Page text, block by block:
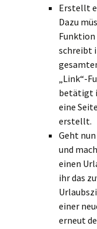
Erstellt
Dazu
Funktion
schreibt
„Link“-
betätigt
eine
erstellt.
Geht
und
einen
ihr das
einer
erneut